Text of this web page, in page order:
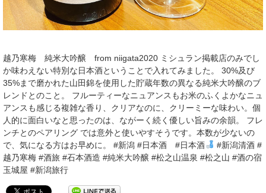
越乃寒梅 純米大吟醸 from niigata2020 ミシュラン掲載店のみでし
か味わえない特別な日本酒ということで入れてみました。 30%及び
35%まで磨かれた山田錦を使用した貯蔵年数の異なる純米大吟醸のブ
レンドとのこと。 フルーティーなニュアンスもお米のふくよかなニュ
アンスも感じる複雑な香り、クリアなのに、クリーミーな味わい。個
人的に面白いなと思ったのは、ながーく続く優しい旨みの余韻。 フレ
ンチとのペアリング では意外と使いやすそうです。本数が少ないの
で、気になる方はお早めに。 #新潟 #日本酒 #日本酒
#新潟清酒 #
越乃寒梅 #酒旅 #石本酒造 #純米大吟醸 #松之山温泉 #松之山 #酒の宿
玉城屋 #新潟旅行